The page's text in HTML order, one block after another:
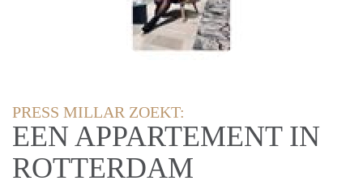
PRESS MILLAR ZOEKT:
EEN APPARTEMENT IN
ROTTERDAM